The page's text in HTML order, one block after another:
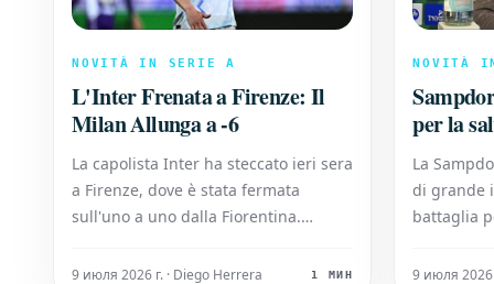
NOVITÀ IN SERIE A
L'Inter Frenata a Firenze: Il
Milan Allunga a -6
La capolista Inter ha steccato ieri sera
a Firenze, dove è stata fermata
sull'uno a uno dalla Fiorentina.
Toscana ha permesso al Milan di
9 июля 2026 г. · Diego Herrera 1 МИН
NOVITÀ
per la
La
di grande
battaglia
9 июля 2026